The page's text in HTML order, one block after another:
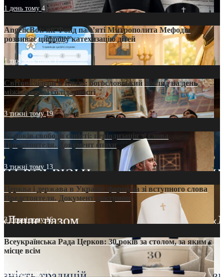
1 день тому4
AngelicBot: як Фонд пам’яті Митрополита Мефодія
розвиває цифрову катехизацію дітей
1 тиждень тому12
Світові лідери в Києві: богословський погляд на день
міжнародної солідарності
3 тижні тому19
35 років свободи совісті: періодизація зі слова
Предстоятеля. Документ епохи
3 тижні тому 13
Церква і держава в Україні: формула зі вступного слова
Предстоятеля. Документ доктрини
3 тижні тому16
Всеукраїнська Рада Церков: 30 років за столом, за яким є
місце всім
3 тижні тому14